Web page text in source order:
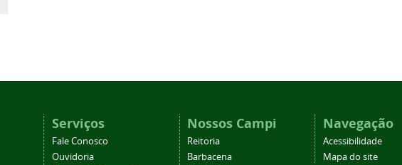
Serviços
Fale Conosco
Ouvidoria
Nossos Campi
Reitoria
Barbacena
Navegação
Acessibilidade
Mapa do site